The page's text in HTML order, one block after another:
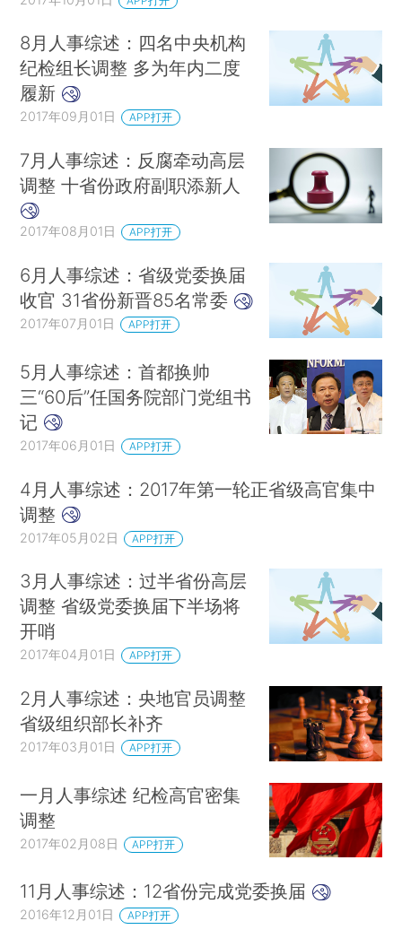
8月人事综述：四名中央机构
纪检组长调整 多为年内二度
履新
2017年09月01日 APP打开
7月人事综述：反腐牵动高层
调整 十省份政府副职添新人
2017年08月01日 APP打开
6月人事综述：省级党委换届
收官 31省份新晋85名常委
2017年07月01日 APP打开
5月人事综述：首都换帅
三“60后”任国务院部门党组书
记
2017年06月01日 APP打开
4月人事综述：2017年第一轮正省级高官集中
调整
2017年05月02日 APP打开
3月人事综述：过半省份高层
调整 省级党委换届下半场将
开哨
2017年04月01日 APP打开
2月人事综述：央地官员调整
省级组织部长补齐
2017年03月01日 APP打开
一月人事综述 纪检高官密集
调整
2017年02月08日 APP打开
11月人事综述：12省份完成党委换届
2016年12月01日 APP打开